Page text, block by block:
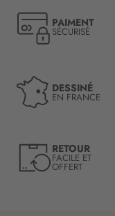
t
i
o
n
o
e
e
PAIMENT
SÉCURISÉ
DESSINÉ
EN FRANCE
RETOUR
FACILE ET
OFFERT